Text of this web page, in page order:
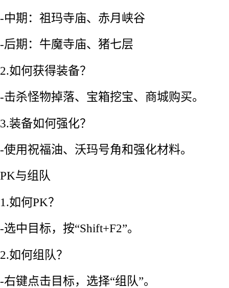
-中期：祖玛寺庙、赤月峡谷
-后期：牛魔寺庙、猪七层
2.如何获得装备？
-击杀怪物掉落、宝箱挖宝、商城购买。
3.装备如何强化？
-使用祝福油、沃玛号角和强化材料。
PK与组队
1.如何PK？
-选中目标，按“Shift+F2”。
2.如何组队？
-右键点击目标，选择“组队”。